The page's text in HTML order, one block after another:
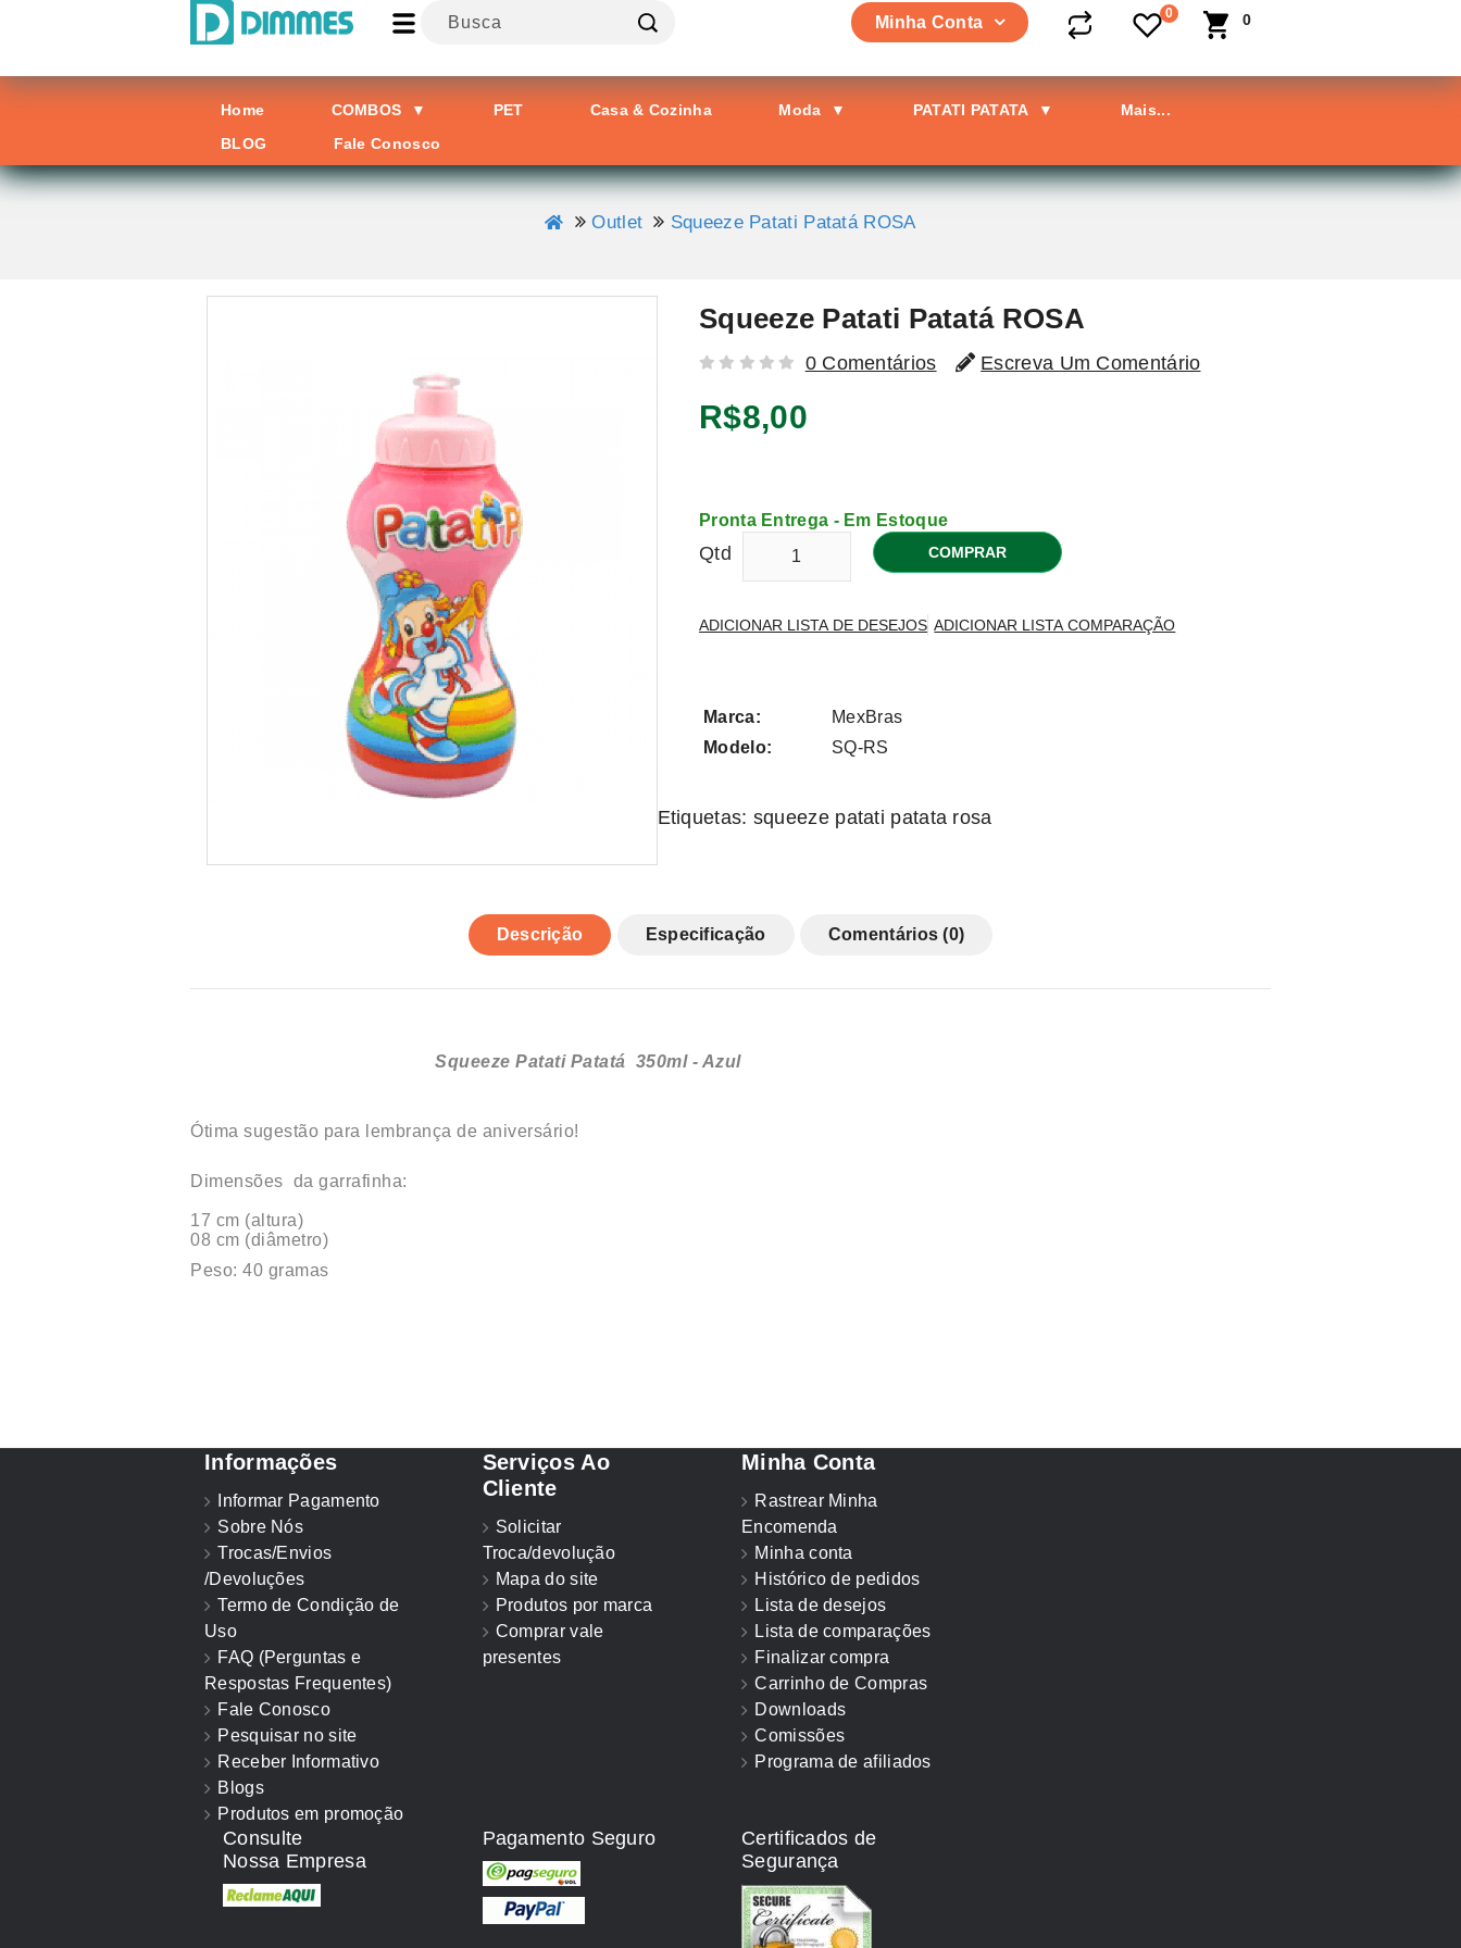
0 0
Minha Conta
Home COMBOS ▼ PET Casa & Cozinha Moda ▼ PATATI PATATA ▼
Mais...
BLOG
Fale Conosco
Outlet Squeeze Patati Patatá ROSA
Squeeze Patati Patatá ROSA
0 Comentários Escreva Um Comentário
R$8,00
Pronta Entrega - Em Estoque
Qtd COMPRAR
ADICIONAR LISTA DE DESEJOS ADICIONAR LISTA COMPARAÇÃO
Marca:
MexBras
Modelo:
SQ-RS
Etiquetas: squeeze patati patata rosa
Descrição Especificação Comentários (0)
Squeeze Patati Patatá 350ml - Azul
Ótima sugestão para lembrança de aniversário!
Dimensões da garrafinha:
17 cm (altura)
08 cm (diâmetro)
Peso: 40 gramas
Informações
Informar Pagamento
Sobre Nós
Trocas/Envios
/Devoluções
Termo de Condição de
Uso
FAQ (Perguntas e
Respostas Frequentes)
Fale Conosco
Pesquisar no site
Receber Informativo
Blogs
Produtos em promoção
Serviços Ao
Cliente
Solicitar
Troca/devolução
Mapa do site
Produtos por marca
Comprar vale
presentes
Minha Conta
Rastrear Minha
Encomenda
Minha conta
Histórico de pedidos
Lista de desejos
Lista de comparações
Finalizar compra
Carrinho de Compras
Downloads
Comissões
Programa de afiliados
Consulte
Nossa Empresa
Pagamento Seguro
Certificados de
Segurança